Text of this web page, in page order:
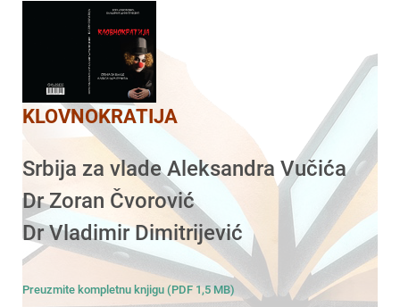
KLOVNOKRATIJA
Srbija za vlade Aleksandra Vučića
Dr Zoran Čvorović
Dr Vladimir Dimitrijević
Preuzmite kompletnu knjigu (PDF 1,5 MB)